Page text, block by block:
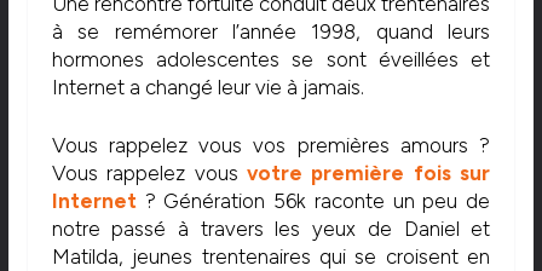
à se remémorer l’année 1998, quand leurs
hormones adolescentes se sont éveillées et
Internet a changé leur vie à jamais.
Vous rappelez vous vos premières amours ?
Vous rappelez vous votre première fois sur
Internet? Génération 56k raconte un peu de
notre passé à travers les yeux de Daniel et
Matilda, jeunes trentenaires qui se croisent en